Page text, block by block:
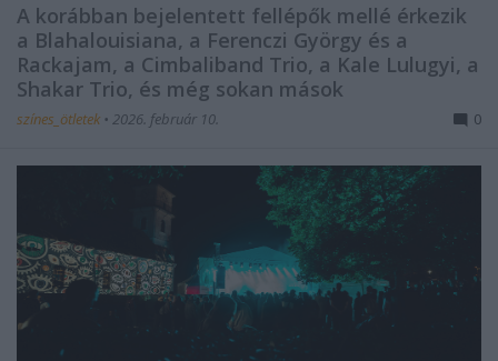
A korábban bejelentett fellépők mellé érkezik
a Blahalouisiana, a Ferenczi György és a
Rackajam, a Cimbaliband Trio, a Kale Lulugyi, a
Shakar Trio, és még sokan mások
színes_ötletek • 2026. február 10. 0